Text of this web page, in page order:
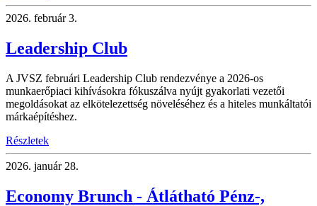
2026. február 3.
Leadership Club
A JVSZ februári Leadership Club rendezvénye a 2026-os
munkaerőpiaci kihívásokra fókuszálva nyújt gyakorlati vezetői
megoldásokat az elkötelezettség növeléséhez és a hiteles munkáltatói
márkaépítéshez.
Részletek
2026. január 28.
Economy Brunch - Átlátható Pénz-,